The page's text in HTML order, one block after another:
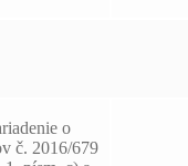
o
č. 2016/679